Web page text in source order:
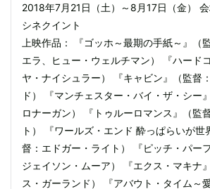
2018年7月21日（土）～8月17日（金）
シネクイント
上映作品： 『ゴッホ～最期の手紙～』（
エラ、ヒュー・ウェルチマン） 『ハード
ヤ・ナイシュラー） 『キャビン』（監督
ド） 『マンチェスター・バイ・ザ・シー
ロナーガン） 『トゥルーロマンス』（監
ト） 『ワールズ・エンド 酔っぱらいが世
督：エドガー・ライト） 『ピッチ・パー
ジェイソン・ムーア） 『エクス・マキナ
ス・ガーランド） 『アバウト・タイム～